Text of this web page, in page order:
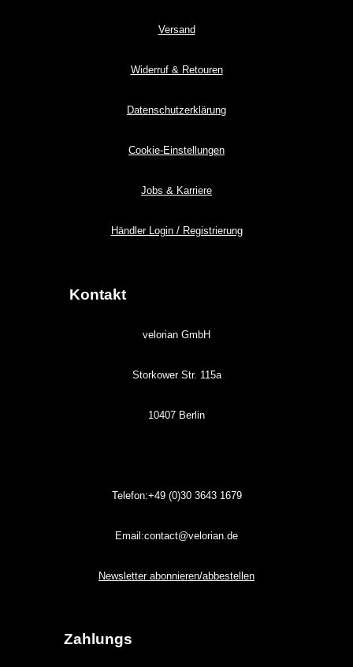
Versand
Widerruf & Retouren
Datenschutzerklärung
Cookie-Einstellungen
Jobs & Karriere
Händler Login / Registrierung
Kontakt
velorian GmbH
Storkower Str. 115a
10407 Berlin
Telefon:+49 (0)3036431679
Email:contact@velorian.de
Newsletter abonnieren/abbestellen
Zahlungs